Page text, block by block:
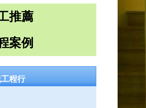
推薦
案例
程行